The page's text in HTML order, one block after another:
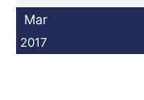
Mar
2017